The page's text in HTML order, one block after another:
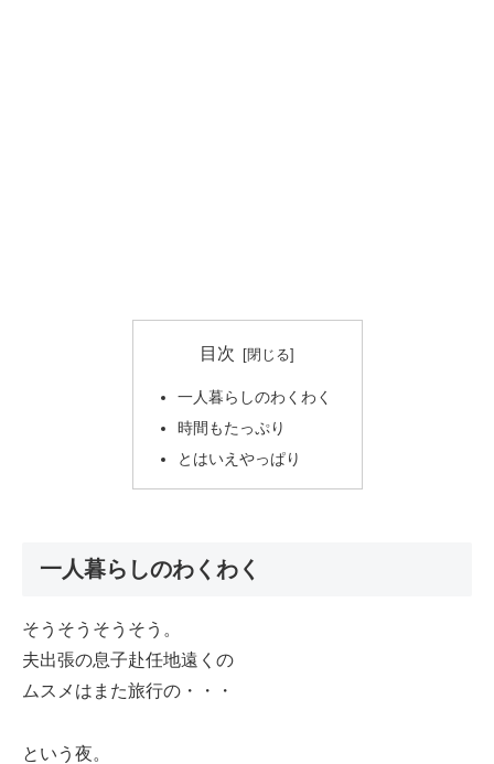
目次
一人暮らしのわくわく
時間もたっぷり
とはいえやっぱり
一人暮らしのわくわく
そうそうそうそう。
夫出張の息子赴任地遠くの
ムスメはまた旅行の・・・
という夜。